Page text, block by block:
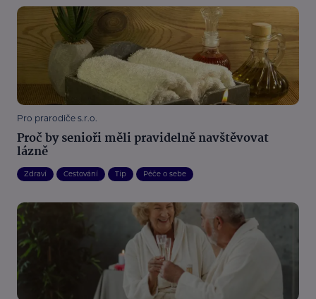
Pro prarodiče s.r.o.
Proč by senioři měli pravidelně navštěvovat
lázně
Zdraví Cestování Tip Péče o sebe